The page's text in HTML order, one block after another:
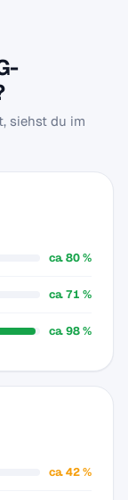
siehst du im
ca. 80 %
ca. 71 %
ca. 98 %
ca. 42 %